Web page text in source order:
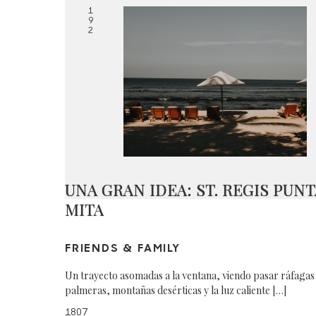
1
9
2
UNA GRAN IDEA: ST. REGIS
MITA
FRIENDS & FAMILY
Un trayecto asomadas a la ventana, viendo pasar ráfagas
palmeras, montañas desérticas y la luz caliente […]
1807